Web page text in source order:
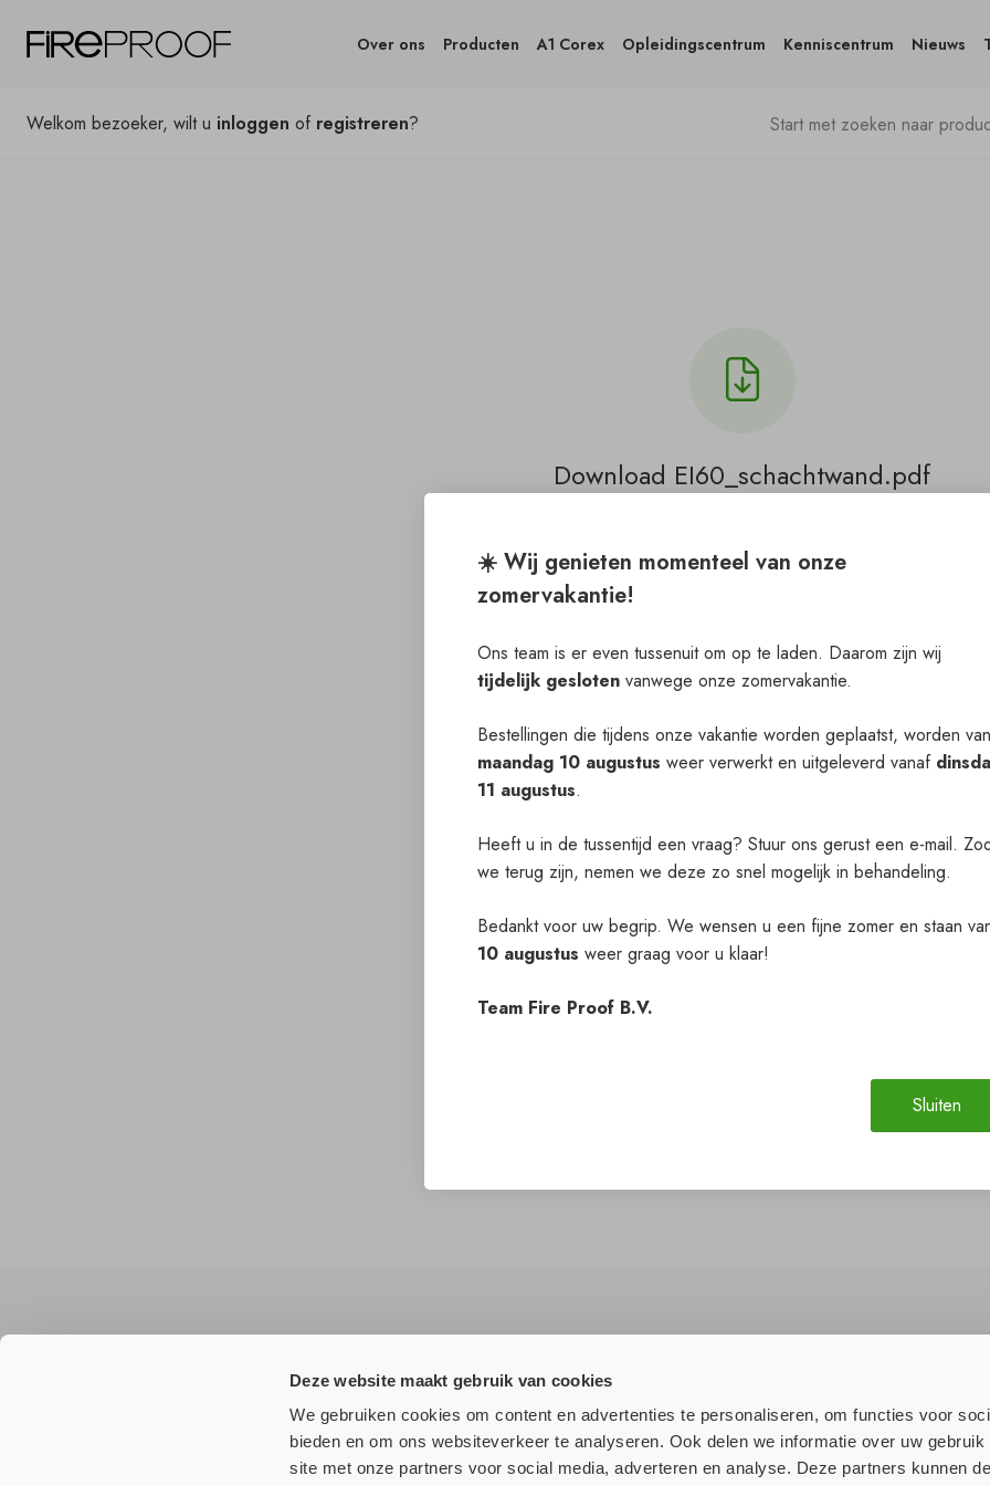
Deze website maakt gebruik van cookies
We gebruiken cookies om content en advertenties te personaliseren, om functies voor
bieden en om ons websiteverkeer te analyseren. Ook delen we informatie over uw gebruik
site met onze partners voor social media, adverteren en analyse. Deze partners kunnen
Over ons Producten A1 Corex Opleidingscentrum Kenniscentrum Nieuws
Welkom bezoeker, wilt u inloggen of registreren?
Download EI60_schachtwand.pdf
hier .
Verder
☀️ Wij genieten momenteel van onze
zomervakantie!
Ons team is er even tussenuit om op te laden. Daarom zijn wij
tijdelijk gesloten vanwege onze zomervakantie.
Bestellingen die tijdens onze vakantie worden geplaatst, worden
maandag 10 augustus weer verwerkt en uitgeleverd vanaf
11 augustus.
Heeft u in de tussentijd een vraag? Stuur ons gerust een e-mail.
we terug zijn, nemen we deze zo snel mogelijk in behandeling.
Bedankt voor uw begrip. We wensen u een fijne zomer en staan
10 augustus weer graag voor u klaar!
Team Fire Proof B.V.
Sluiten